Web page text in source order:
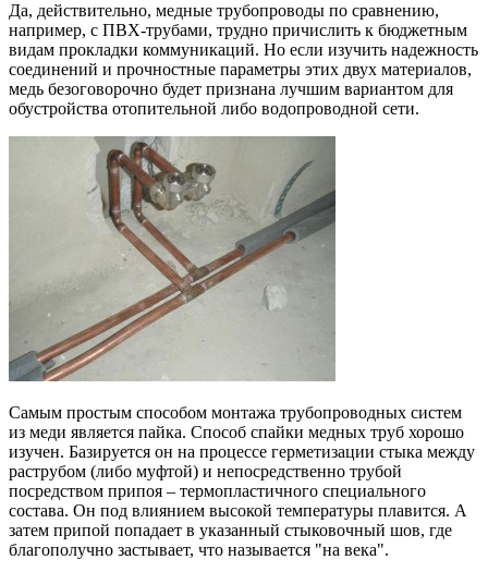
Да, действительно, медные трубопроводы по сравнению,
например, с ПВХ-трубами, трудно причислить к бюджетным
видам прокладки коммуникаций. Но если изучить надежность
соединений и прочностные параметры этих двух материалов,
медь безоговорочно будет признана лучшим вариантом для
обустройства отопительной либо водопроводной сети.
Самым простым способом монтажа трубопроводных систем
из меди является пайка. Способ спайки медных труб хорошо
изучен. Базируется он на процессе герметизации стыка между
раструбом (либо муфтой) и непосредственно трубой
посредством припоя – термопластичного специального
состава. Он под влиянием высокой температуры плавится. А
затем припой попадает в указанный стыковочный шов, где
благополучно застывает, что называется "на века".